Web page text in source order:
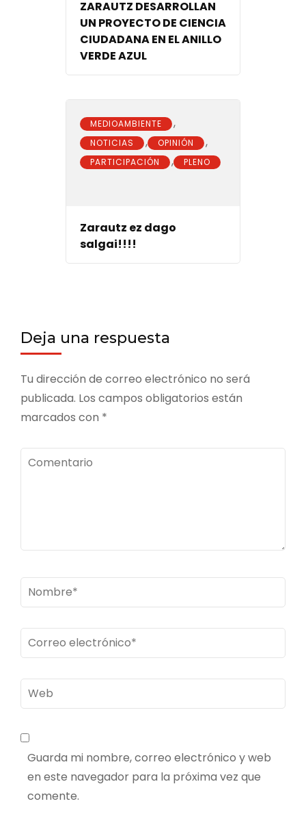
ZARAUTZ DESARROLLAN
UN PROYECTO DE CIENCIA
CIUDADANA EN EL ANILLO
VERDE AZUL
MEDIOAMBIENTE ,
NOTICIAS , OPINIÓN ,
PARTICIPACIÓN , PLENO
Zarautz ez dago
salgai!!!!
Deja una respuesta
Tu dirección de correo electrónico no será
publicada. Los campos obligatorios están
marcados con *
Comentario
Nombre*
Correo
electrónico*
Web
Guarda mi nombre, correo electrónico y web
en este navegador para la próxima vez que
comente.